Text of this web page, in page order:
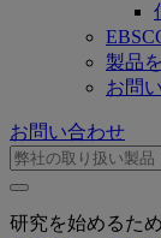
製品
お問
お問い合わせ
研究を始めるた